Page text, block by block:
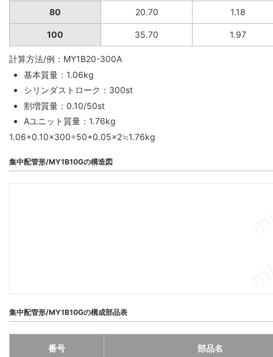
80 20.70 1.18
100 35.70 1.97
計算方法/例：MY1B20-300A
基本質量：1.06kg
シリンダストローク：300st
割増質量：0.10/50st
Aユニット質量：1.76kg
1.06+0.10×300÷50+0.05×2≒1.76kg
集中配管形/MY1B10Gの構造図
集中配管形/MY1B10Gの構成部品表
番号 部品名